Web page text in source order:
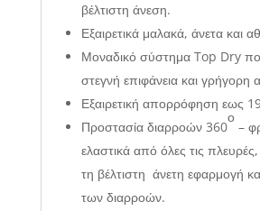
βέλτιστη άνεση.
Εξαιρετικά μαλακά, άνετα και
Μοναδικό σύστημα Top Dry
στεγνή επιφάνεια και
Εξαιρετική απορρόφηση εως
Προστασία διαρροών 360
ο
–
ελαστικά από όλες τις
τη βέλτιστη άνετη εφαρμογή
των διαρροών.